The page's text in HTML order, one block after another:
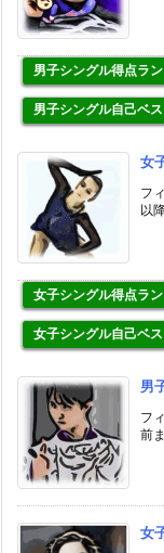
男子シングル得点ラ
男子シングル自己ベ
女
フ
以
女子シングル得点ラ
女子シングル自己ベ
男
フ
前
女